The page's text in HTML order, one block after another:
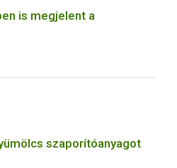
is megjelent a
szaporítóanyagot